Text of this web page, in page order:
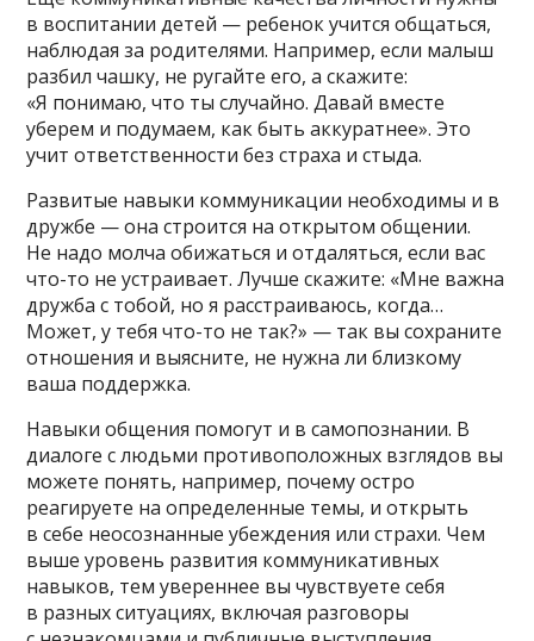
в воспитании детей — ребенок учится общаться,
наблюдая за родителями. Например, если малыш
разбил чашку, не ругайте его, а скажите:
«Я понимаю, что ты случайно. Давай вместе
уберем и подумаем, как быть аккуратнее». Это
учит ответственности без страха и стыда.
Развитые навыки коммуникации необходимы и в
дружбе — она строится на открытом общении.
Не надо молча обижаться и отдаляться, если вас
что-то не устраивает. Лучше скажите: «Мне важна
дружба с тобой, но я расстраиваюсь, когда…
Может, у тебя что-то не так?» — так вы сохраните
отношения и выясните, не нужна ли близкому
ваша поддержка.
Навыки общения помогут и в самопознании. В
диалоге с людьми противоположных взглядов вы
можете понять, например, почему остро
реагируете на определенные темы, и открыть
в себе неосознанные убеждения или страхи. Чем
выше уровень развития коммуникативных
навыков, тем увереннее вы чувствуете себя
в разных ситуациях, включая разговоры